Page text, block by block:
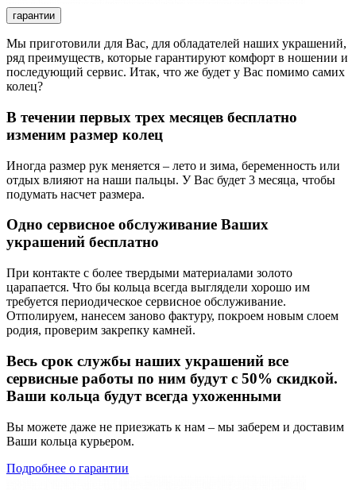
гарантии
Мы приготовили для Вас, для обладателей наших украшений,
ряд преимуществ, которые гарантируют комфорт в ношении и
последующий сервис. Итак, что же будет у Вас помимо самих
колец?
В течении первых трех месяцев бесплатно
изменим размер колец
Иногда размер рук меняется – лето и зима, беременность или
отдых влияют на наши пальцы. У Вас будет 3 месяца, чтобы
подумать насчет размера.
Одно сервисное обслуживание Ваших
украшений бесплатно
При контакте с более твердыми материалами золото
царапается. Что бы кольца всегда выглядели хорошо им
требуется периодическое сервисное обслуживание.
Отполируем, нанесем заново фактуру, покроем новым слоем
родия, проверим закрепку камней.
Весь срок службы наших украшений все
сервисные работы по ним будут с 50% скидкой.
Ваши кольца будут всегда ухоженными
Вы можете даже не приезжать к нам – мы заберем и доставим
Ваши кольца курьером.
Подробнее о гарантии